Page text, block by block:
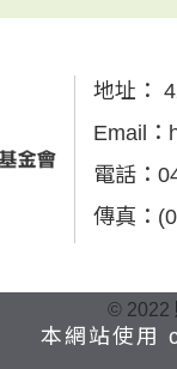
地址：
Email：
電話：
傳真：
© 2022
本網站使用